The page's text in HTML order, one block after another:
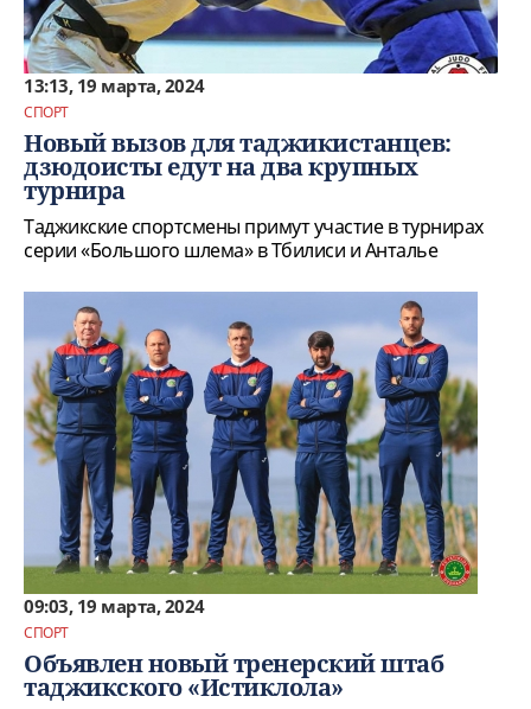
13:13, 19 марта, 2024
СПОРТ
Новый вызов для таджикистанцев:
дзюдоисты едут на два крупных
турнира
Таджикские спортсмены примут участие в турнирах
серии «Большого шлема» в Тбилиси и Анталье
09:03, 19 марта, 2024
СПОРТ
Объявлен новый тренерский штаб
таджикского «Истиклола»